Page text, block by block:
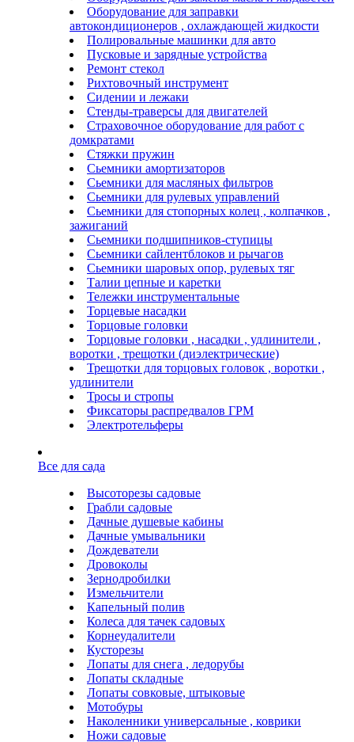
Оборудование для заправки
автокондиционеров , охлаждающей жидкости
Полировальные машинки для авто
Пусковые и зарядные устройства
Ремонт стекол
Рихтовочный инструмент
Сидении и лежаки
Стенды-траверсы для двигателей
Страховочное оборудование для работ с
домкратами
Стяжки пружин
Сьемники амортизаторов
Сьемники для масляных фильтров
Сьемники для рулевых управлений
Сьемники для стопорных колец , колпачков ,
зажиганий
Сьемники подшипников-ступицы
Сьемники сайлентблоков и рычагов
Сьемники шаровых опор, рулевых тяг
Талии цепные и каретки
Тележки инструментальные
Торцевые насадки
Торцовые головки
Торцовые головки , насадки , удлинители ,
воротки , трещотки (диэлектрические)
Трещотки для торцовых головок , воротки ,
удлинители
Тросы и стропы
Фиксаторы распредвалов ГРМ
Электротельферы
Все для сада
Высоторезы садовые
Грабли садовые
Дачные душевые кабины
Дачные умывальники
Дождеватели
Дровоколы
Зернодробилки
Измельчители
Капельный полив
Колеса для тачек садовых
Корнеудалители
Кусторезы
Лопаты для снега , ледорубы
Лопаты складные
Лопаты совковые, штыковые
Мотобуры
Наколенники универсальные , коврики
Ножи садовые